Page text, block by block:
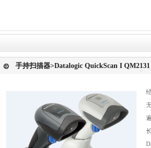
手持扫描器>Datalogic QuickScan I QM2131